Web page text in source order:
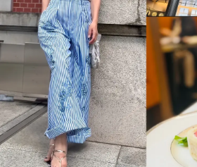
エクラ掲載品
エクラ限定アイテム
イーバイエクラ
ファッション、ライフス